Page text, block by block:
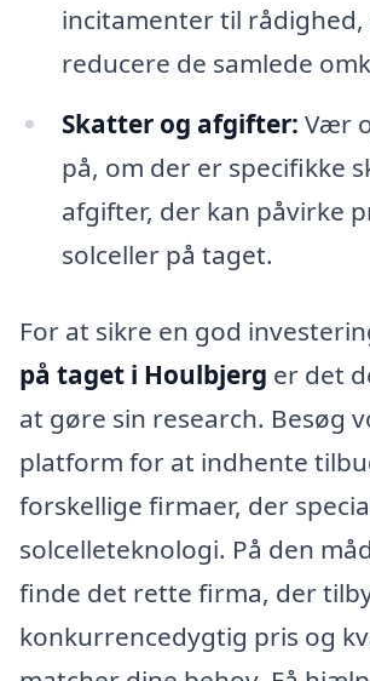
incitamenter til rådighed,
reducere de samlede
Skatter og afgifter: Vær
på, om der er specifikke
afgifter, der kan påvirke
solceller på taget.
For at sikre en god
på taget i Houlbjerg er det
at gøre sin research. Besøg
platform for at indhente
forskellige firmaer, der
solcelleteknologi. På den
finde det rette firma, der
konkurrencedygtig pris og